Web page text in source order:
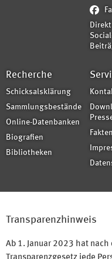
Recherche
Schicksalsklärung
Sammlungsbestände
Online-Datenbanken
Biografien
Bibliotheken
Transparenzhinweis
Ab 1. Januar 2023 hat nach